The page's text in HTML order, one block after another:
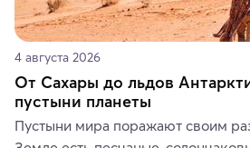
4 августа 2026
От Сахары до льдов
пустыни планеты
Пустыни мира поражают своим